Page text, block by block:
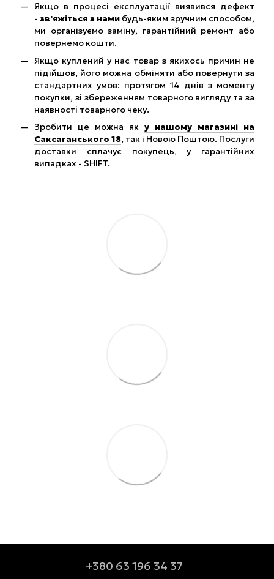
Якщо в процесі експлуатації виявився дефект
-зв’яжіться з нами будь-яким зручним способом,
ми організуємо заміну, гарантійний ремонт або
повернемо кошти.
Якщо куплений у нас товар з якихось причин не
підійшов, його можна обміняти або повернути за
стандартних умов: протягом 14 днів з моменту
покупки, зі збереженням товарного вигляду та за
наявності товарного чеку.
Зробити це можна як у нашому магазині на
Саксаганського 18, так і Новою Поштою. Послуги
доставки сплачує покупець, у гарантійних
випадках - SHIFT.
+380 63 196 34 37